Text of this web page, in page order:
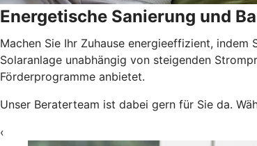
Energetische Sanierung und
Machen Sie Ihr Zuhause energieeffizient,
Solaranlage unabhängig von steigenden
Förderprogramme anbietet.
Unser Beraterteam ist dabei gern für Sie da.
‹